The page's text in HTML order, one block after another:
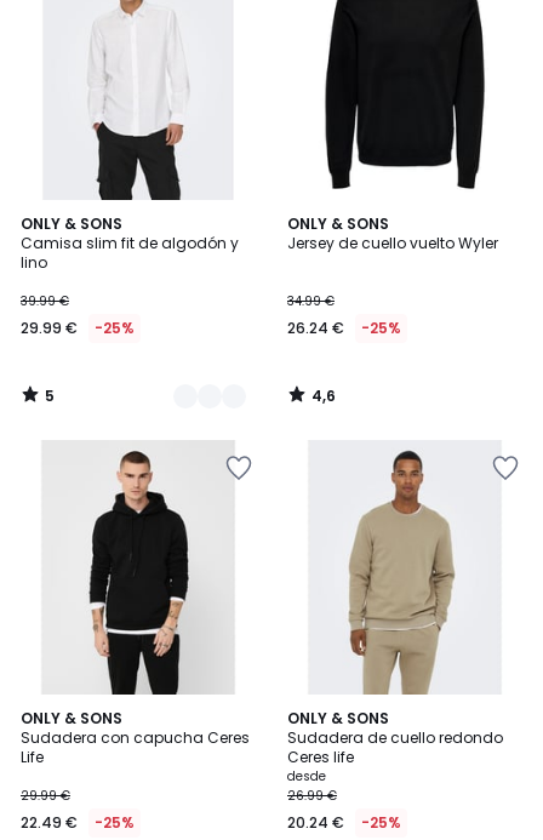
ONLY & SONS
Camisa slim fit de algodón y
lino
39.99 €
29.99 € -25%
5
/
5
4
Colores
5
/
ONLY & SONS
Jersey de cuello vuelto Wyler
34.99 €
26.24 € -25%
4,6
/ 5
4,6
/
ONLY & SONS
Sudadera con capucha Ceres
Life
29.99 €
22.49 € -25%
4,7
/ 5
6
Colores
ONLY & SONS
Sudadera de cuello redondo
Ceres life
desde
26.99 €
20.24 € -25%
4,7
/ 5
5
Colores